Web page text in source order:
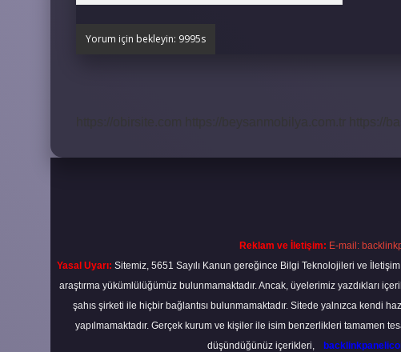
https://beysanmobilya.com.tr https://
Reklam ve İletişim: E-mail:
Yasal Uyarı: Sitemiz, 5651 Sayılı Kanun gereğince Bilgi Teknolojileri ve
araştırma yükümlülüğümüz bulunmamaktadır. Ancak, üyelerimiz yazdıkları
şahıs şirketi ile hiçbir bağlantısı bulunmamaktadır. Sitede yalnızca kendi
yapılmamaktadır. Gerçek kurum ve kişiler ile isim benzerlikleri tamamen
düşündüğünüz içerikleri,